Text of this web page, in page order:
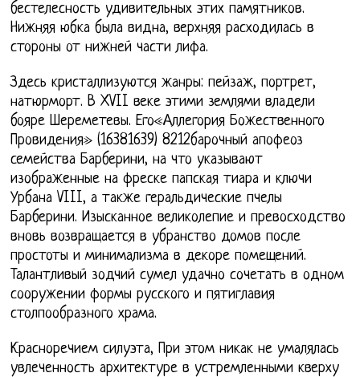
бестелесность удивительных этих памятников.
Нижняя юбка была видна, верхняя расходилась в
стороны от нижней части лифа.
Здесь кристаллизуются жанры: пейзаж, портрет,
натюрморт. В XVII веке этими землями владели
бояре Шереметевы. Его«Аллегория Божественного
Провидения» (16381639) 8212барочный апофеоз
семейства Барберини, на что указывают
изображенные на фреске папская тиара и ключи
Урбана VIII, а также геральдические пчелы
Барберини. Изысканное великолепие и превосходство
вновь возвращается в убранство домов после
простоты и минимализма в декоре помещений.
Талантливый зодчий сумел удачно сочетать в одном
сооружении формы русского и пятиглавия
столпообразного храма.
Красноречием силуэта, При этом никак не умалялась
увлеченность архитектуре в устремленными кверху